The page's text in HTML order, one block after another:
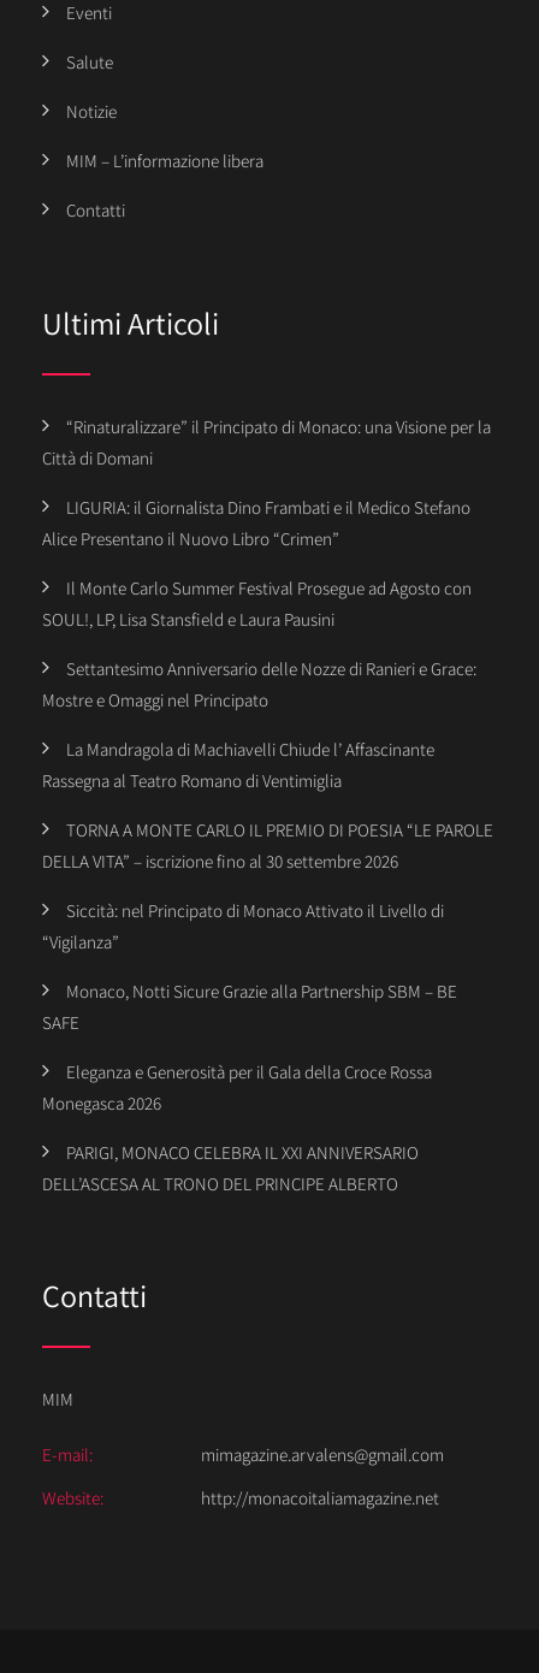
Eventi
Salute
Notizie
MIM – L’informazione libera
Contatti
Ultimi Articoli
“Rinaturalizzare” il Principato di Monaco: una Visione per la
Città di Domani
LIGURIA: il Giornalista Dino Frambati e il Medico Stefano
Alice Presentano il Nuovo Libro “Crimen”
Il Monte Carlo Summer Festival Prosegue ad Agosto con
SOUL!, LP, Lisa Stansfield e Laura Pausini
Settantesimo Anniversario delle Nozze di Ranieri e Grace:
Mostre e Omaggi nel Principato
La Mandragola di Machiavelli Chiude l’ Affascinante
Rassegna al Teatro Romano di Ventimiglia
TORNA A MONTE CARLO IL PREMIO DI POESIA “LE PAROLE
DELLA VITA” – iscrizione fino al 30 settembre 2026
Siccità: nel Principato di Monaco Attivato il Livello di
“Vigilanza”
Monaco, Notti Sicure Grazie alla Partnership SBM – BE
SAFE
Eleganza e Generosità per il Gala della Croce Rossa
Monegasca 2026
PARIGI, MONACO CELEBRA IL XXI ANNIVERSARIO
DELL’ASCESA AL TRONO DEL PRINCIPE ALBERTO
Contatti
MIM
E-mail:
mimagazine.arvalens@gmail.com
Website:
http://monacoitaliamagazine.net